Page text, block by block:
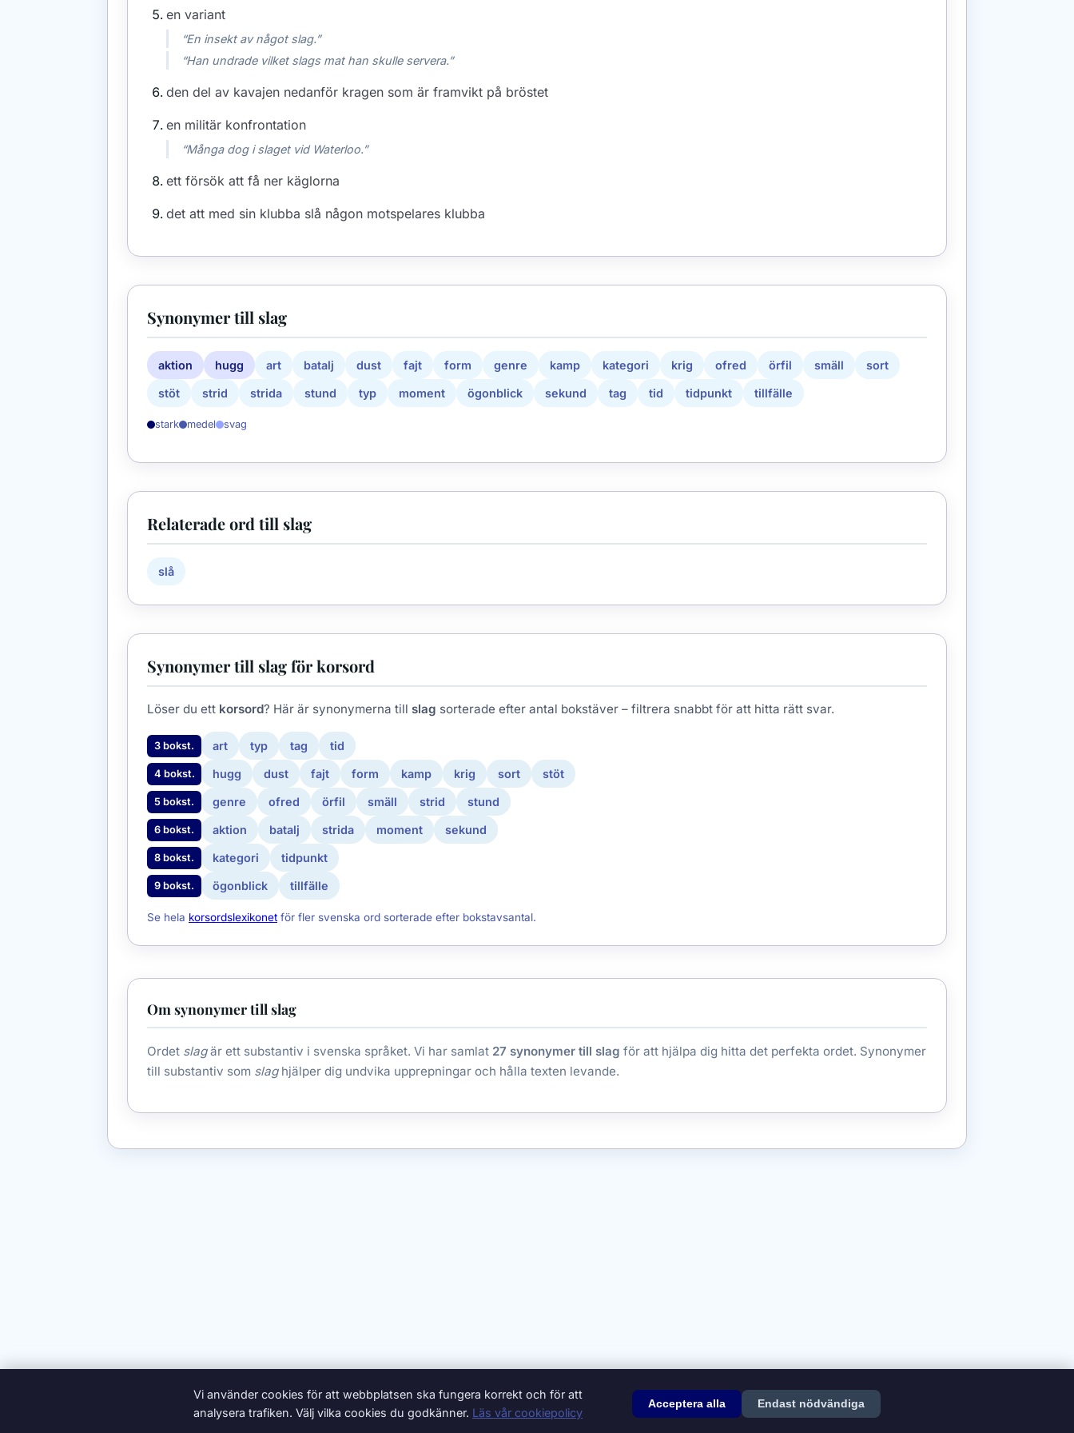
en variant
“En insekt av något slag.”
“Han undrade vilket slags mat han skulle servera.”
den del av kavajen nedanför kragen som är framvikt på bröstet
en militär konfrontation
“Många dog i slaget vid Waterloo.”
ett försök att få ner käglorna
det att med sin klubba slå någon motspelares klubba
Synonymer till slag
aktion hugg art batalj dust fajt form genre kamp kategori krig ofred örfil smäll sort
stöt strid strida stund typ moment ögonblick sekund tag tid tidpunkt tillfälle
stark medel svag
Relaterade ord till slag
slå
Synonymer till slag för korsord
Löser du ett korsord? Här är synonymerna till slag sorterade efter antal bokstäver – filtrera snabbt för att hitta rätt svar.
3 bokst. art typ tag tid
4 bokst. hugg dust fajt form kamp krig sort stöt
5 bokst. genre ofred örfil smäll strid stund
6 bokst. aktion batalj strida moment sekund
8 bokst. kategori tidpunkt
9 bokst. ögonblick tillfälle
Se hela korsordslexikonet för fler svenska ord sorterade efter bokstavsantal.
Om synonymer till slag
Ordet slagär ett substantiv i svenska språket. Vi har samlat 27 synonymer till slag för att hjälpa dig hitta det perfekta ordet. Synonymer
till substantiv som slaghjälper dig undvika upprepningar och hålla texten levande.
© 2026 Synonymer.it.com – Svenskt synonymlexikon
Vi använder cookies för att webbplatsen ska fungera korrekt och för att
analysera trafiken. Välj vilka cookies du godkänner. Läs vår cookiepolicy
Acceptera alla Endast nödvändiga